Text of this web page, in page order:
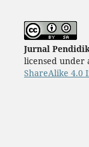
Jurnal
licensed under
ShareAlike 4.0